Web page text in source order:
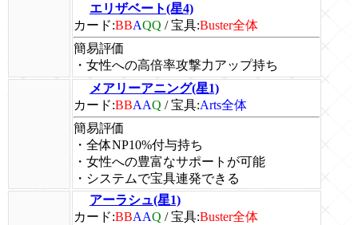
エリザベート(星4)
カード:BBAQQ /宝具:Buster全体
簡易評価
・女性への高倍率攻撃力アップ持ち
メアリーアニング(星1)
カード:BBAAQ /宝具:Arts全体
簡易評価
・全体NP10%付与持ち
・女性への豊富なサポートが可能
・システムで宝具連発できる
アーラシュ(星1)
カード:BBAAQ /宝具:Buster全体